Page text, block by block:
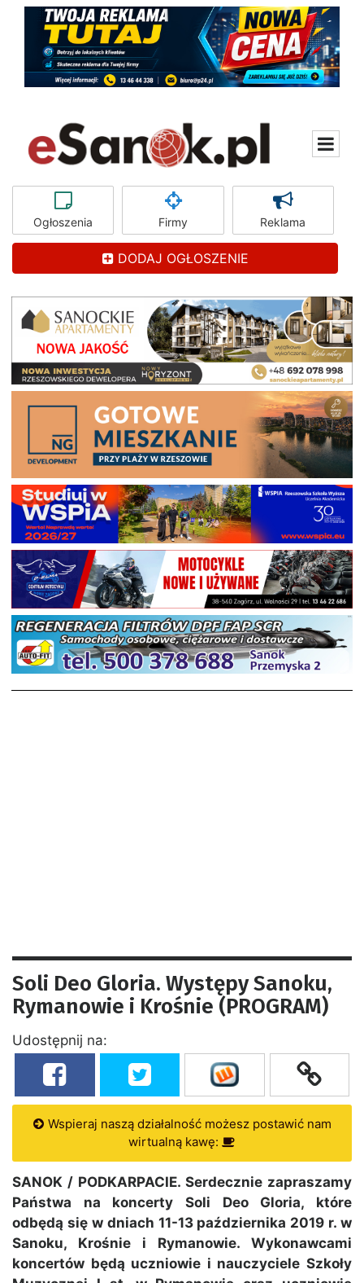
Ogłoszenia Firmy Reklama
DODAJ OGŁOSZENIE
Soli Deo Gloria. Występy Sanoku,
Rymanowie i Krośnie (PROGRAM)
Udostępnij na:
Wspieraj naszą działalność możesz postawić nam
wirtualną kawę:
SANOK / PODKARPACIE. Serdecznie zapraszamy
Państwa na koncerty Soli Deo Gloria, które
odbędą się w dniach 11-13 października 2019 r. w
Sanoku, Krośnie i Rymanowie. Wykonawcami
koncertów będą uczniowie i nauczyciele Szkoły